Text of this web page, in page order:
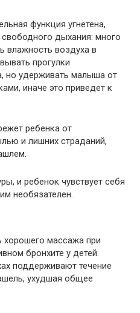
функция угнетена,
дыхания: много
влажность воздуха в
прогулки
но удерживать малыша от
иначе это приведет к
ребенка от
и лишних страданий,
и ребенок чувствует себя
необязателен.
хорошего массажа при
бронхите у детей.
поддерживают течение
ухудшая общее